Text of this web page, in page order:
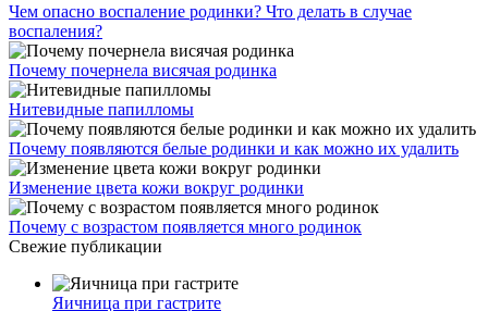
Чем опасно воспаление родинки? Что делать в случае
воспаления?
Почему почернела висячая родинка
Нитевидные папилломы
Почему появляются белые родинки и как можно их удалить
Изменение цвета кожи вокруг родинки
Почему с возрастом появляется много родинок
Свежие публикации
Яичница при гастрите